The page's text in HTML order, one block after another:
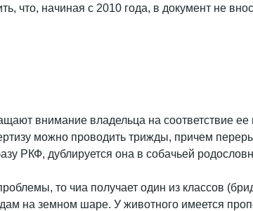
что, начиная с 2010 года, в документ не
внимание владельца на соответствие
можно проводить трижды, причем
РКФ, дублируется она в собачьей
то чиа получает один из классов
на земном шаре. У животного имеется